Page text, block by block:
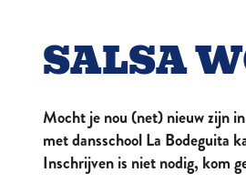
SALSA
Mocht je nou (net) nieuw zijn
met dansschool La Bodeguita
Inschrijven is niet nodig, kom